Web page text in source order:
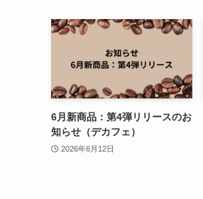
6月新商品：第4弾リリースのお
知らせ（デカフェ）
2026年6月12日